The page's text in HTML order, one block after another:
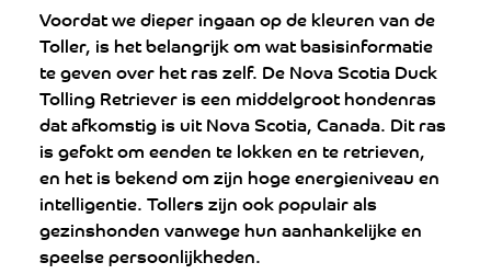
Voordat we dieper ingaan op de kleuren van de
Toller, is het belangrijk om wat basisinformatie
te geven over het ras zelf. De Nova Scotia Duck
Tolling Retriever is een middelgroot hondenras
dat afkomstig is uit Nova Scotia, Canada. Dit ras
is gefokt om eenden te lokken en te retrieven,
en het is bekend om zijn hoge energieniveau en
intelligentie. Tollers zijn ook populair als
gezinshonden vanwege hun aanhankelijke en
speelse persoonlijkheden.